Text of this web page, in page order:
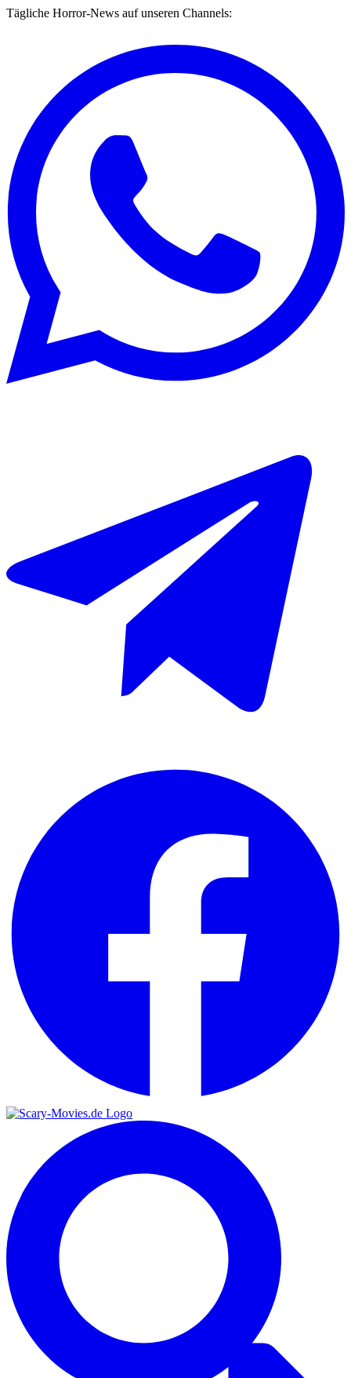
Tägliche Horror-News auf unseren Channels: